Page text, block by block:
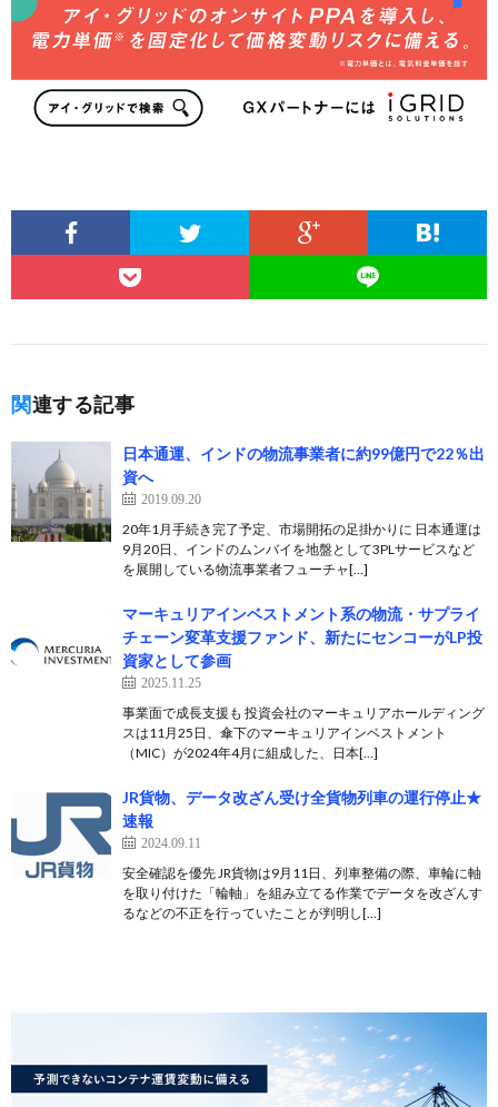
関連する記事
日本通運、インドの物流事業者に約99億円で22％出
資へ
2019.09.20
20年1月手続き完了予定、市場開拓の足掛かりに 日本通運は
9月20日、インドのムンバイを地盤として3PLサービスなど
を展開している物流事業者フューチャ[…]
マーキュリアインベストメント系の物流・サプライ
チェーン変革支援ファンド、新たにセンコーがLP投
資家として参画
2025.11.25
事業面で成長支援も 投資会社のマーキュリアホールディング
スは11月25日、傘下のマーキュリアインベストメント
（MIC）が2024年4月に組成した、日本[…]
JR貨物、データ改ざん受け全貨物列車の運行停止★
速報
2024.09.11
安全確認を優先 JR貨物は9月11日、列車整備の際、車輪に軸
を取り付けた「輪軸」を組み立てる作業でデータを改ざんす
るなどの不正を行っていたことが判明し[…]